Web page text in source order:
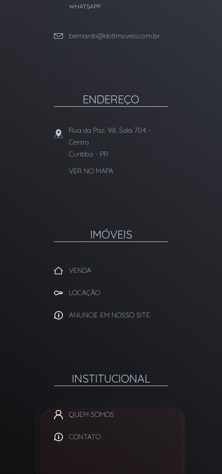
WHATSAPP
bernardo@dotimoveis.com.br
ENDEREÇO
Rua da Paz, 98, Sala 704 -
Centro
Curitiba - PR
VER NO MAPA
IMÓVEIS
VENDA
LOCAÇÃO
ANUNCIE EM NOSSO SITE
INSTITUCIONAL
QUEM SOMOS
CONTATO